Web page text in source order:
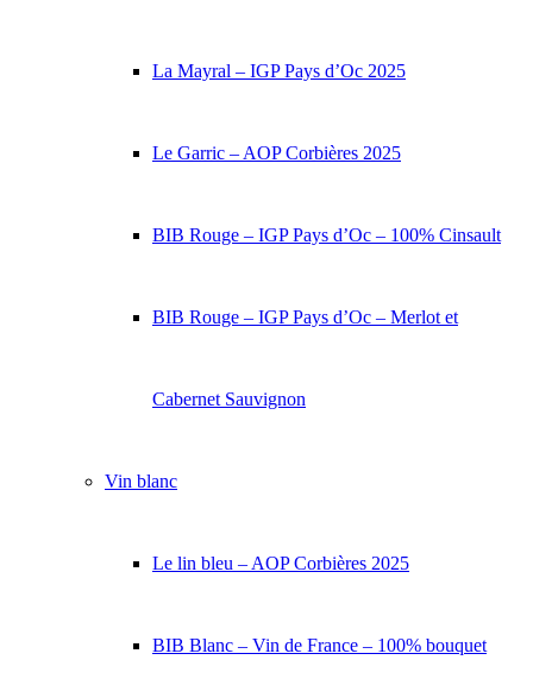
La Mayral – IGP Pays d’Oc 2025
Le Garric – AOP Corbières 2025
BIB Rouge – IGP Pays d’Oc – 100% Cinsault
BIB Rouge – IGP Pays d’Oc – Merlot et
Cabernet Sauvignon
Vin blanc
Le lin bleu – AOP Corbières 2025
BIB Blanc – Vin de France – 100% bouquet